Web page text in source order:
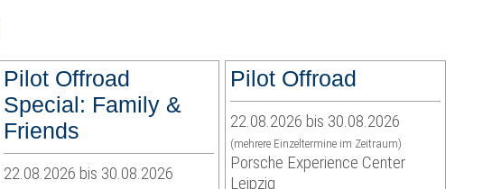
Pilot Offroad
Special: Family &
Friends
22.08.2026 bis 30.08.2026
Pilot Offroad
22.08.2026 bis 30.08.2026
(mehrere Einzeltermine im Zeitraum)
Porsche Experience Center
Leipzig